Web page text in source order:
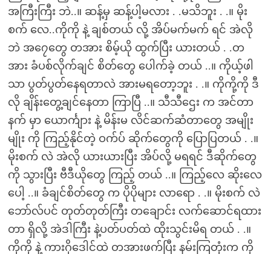
အကြီးကြီး ဘဲ..။ ဆန့်မှ ဆန့်ပါ့မလား . .မသိဘူး . .။ မိုး
စက် လေ..ကိုကို နဲ့ ချစ်တယ် လို့ အိပ်မက်မက် ရင် အဲလို
ဘဲ အ၇ေတွေ တအား စိမ့်ယို ထွက်ပြီး ယားတယ် . .တ
အား ခံပစ်လိုက်ချင် စိတ်တွေ ပေါက်ခဲ့ တယ် ..။ ကိုယ့်ဖါ
သာ ပွတ်ပွတ်နေရတာလဲ အားမရတော့ဘူး . .။ ကိုကို့ကို ဒီ
လို ချိန်းတွေ့ချင်နေတာ ကြာပြီ ..။ သီသီဌေး က အင်တာ
နက် မှာ ယောင်္ကျား နဲ့ မိန်းမ လိင်ဆက်ဆံတာတွေ အမျိုး
မျိုး ကို ကြည့်နိုင်တဲ့ ဝက်ပ် ဆိုက်တွေကို ပြောပြတယ် . .။
မိုးစက် လဲ အဲလို ယားယားပြီး အိပ်လို့ မရရင် ဒီဆိုက်တွေ
ကို သွားပြီး ဗီဒီယိုတွေ ကြည့် တယ် ..။ ကြည့်လေ ဆိုးလေ
ပေါ့ ..။ ခံချင်စိတ်တွေ က ပိုပိုများ လာရော . .။ မိုးစက် လဲ
ဘော်လ်ပင် တုတ်တုတ်ကြီး တချောင်း လက်ဆောင်ရထား
တာ ရှိလို့ အဲဒါကြီး နဲ့ပတ်ပတ်ထဲ ထိုးသွင်းမိရ တယ် . .။
ကိုကို နဲ့ ကားဂိုဒေါင်ထဲ တအားဖက်ပြီး နမ်းကြတုံးက ကို